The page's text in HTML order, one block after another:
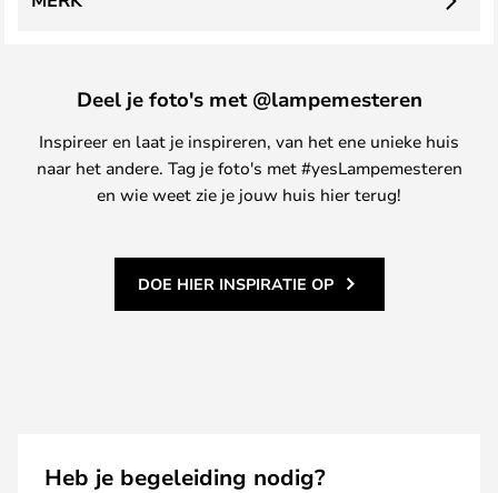
Deel je foto's met @lampemesteren
Inspireer en laat je inspireren, van het ene unieke huis
naar het andere. Tag je foto's met #yesLampemesteren
en wie weet zie je jouw huis hier terug!
DOE HIER INSPIRATIE OP
Heb je begeleiding nodig?